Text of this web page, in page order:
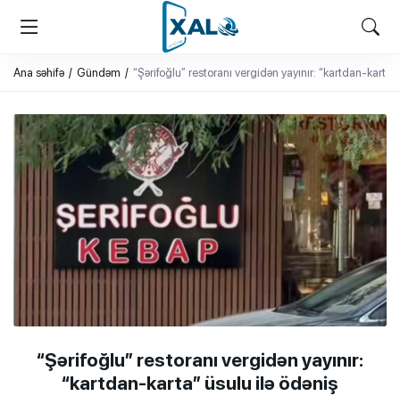
XALQ.ONLINE
ONLAYN PLATFORMA
Ana səhifə Gündəm “Şərifoğlu” restoranı vergidən yayınır: “kartdan-
“Şərifoğlu” restoranı vergidən yayınır:
“kartdan-karta” üsulu ilə ödəniş